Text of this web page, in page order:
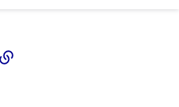
Twitter)